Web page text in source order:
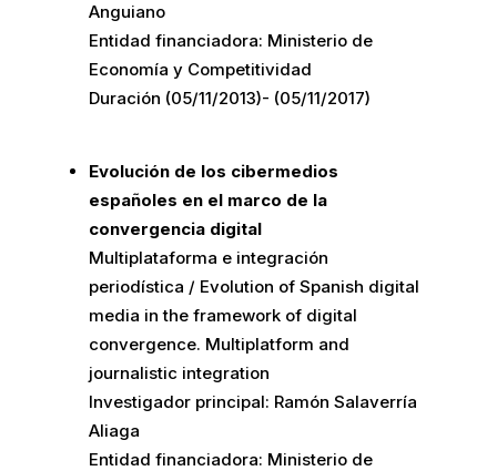
Anguiano
Entidad financiadora: Ministerio de
Economía y Competitividad
Duración (05/11/2013)- (05/11/2017)
Evolución de los cibermedios
españoles en el marco de la
convergencia digital
Multiplataforma e integración
periodística / Evolution of Spanish digital
media in the framework of digital
convergence. Multiplatform and
journalistic integration
Investigador principal: Ramón Salaverría
Aliaga
Entidad financiadora: Ministerio de